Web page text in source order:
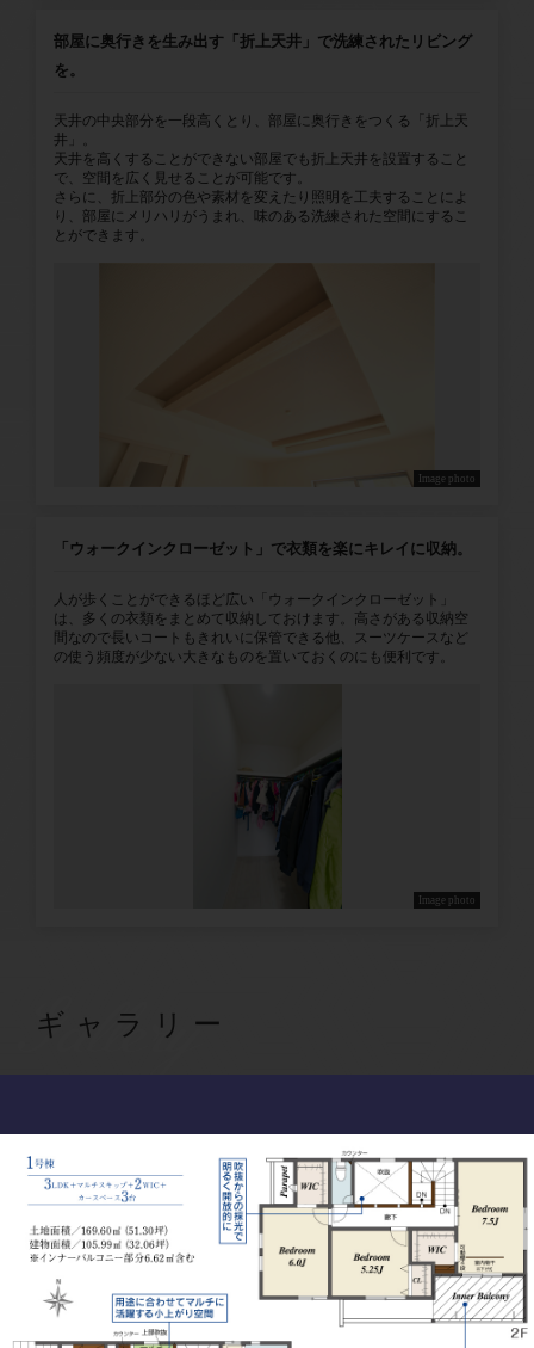
部屋に奥行きを生み出す「折上天井」で洗練されたリビング
を。
天井の中央部分を一段高くとり、部屋に奥行きをつくる「折上天
井」。
天井を高くすることができない部屋でも折上天井を設置すること
で、空間を広く見せることが可能です。
さらに、折上部分の色や素材を変えたり照明を工夫することによ
り、部屋にメリハリがうまれ、味のある洗練された空間にするこ
とができます。
Image photo
「ウォークインクローゼット」で衣類を楽にキレイに収納。
人が歩くことができるほど広い「ウォークインクローゼット」
は、多くの衣類をまとめて収納しておけます。高さがある収納空
間なので長いコートもきれいに保管できる他、スーツケースなど
の使う頻度が少ない大きなものを置いておくのにも便利です。
Image photo
ギャラリー